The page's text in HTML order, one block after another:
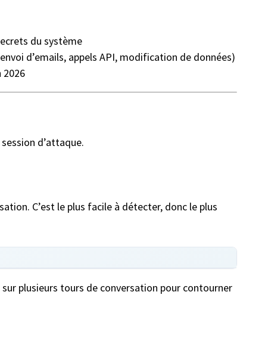
du système
d’emails, appels API, modification de données)
d’attaque.
C’est le plus facile à détecter, donc le plus
plusieurs tours de conversation pour contourner